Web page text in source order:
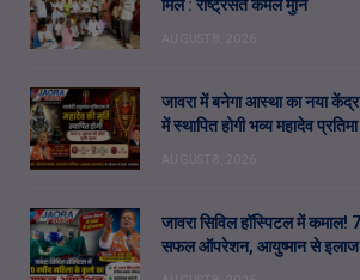
मिले : राष्ट्रसंत कमल मुनि
जावरा में बनेगा आस्था का नया
में स्थापित होगी भव्य महादेव प्रतिमा
जावरा सिविल हॉस्पिटल में कमाल!
सफल ऑपरेशन, आयुष्मान से